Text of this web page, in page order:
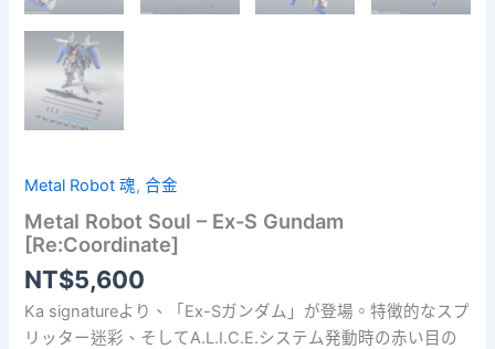
Metal Robot 魂,合金
Metal Robot Soul – Ex-S Gundam
[Re:Coordinate]
NT$5,600
Ka signatureより、「Ex-Sガンダム」が登場。特徴的なスプ
リッター迷彩、そしてA.L.I.C.E.システム発動時の赤い目の